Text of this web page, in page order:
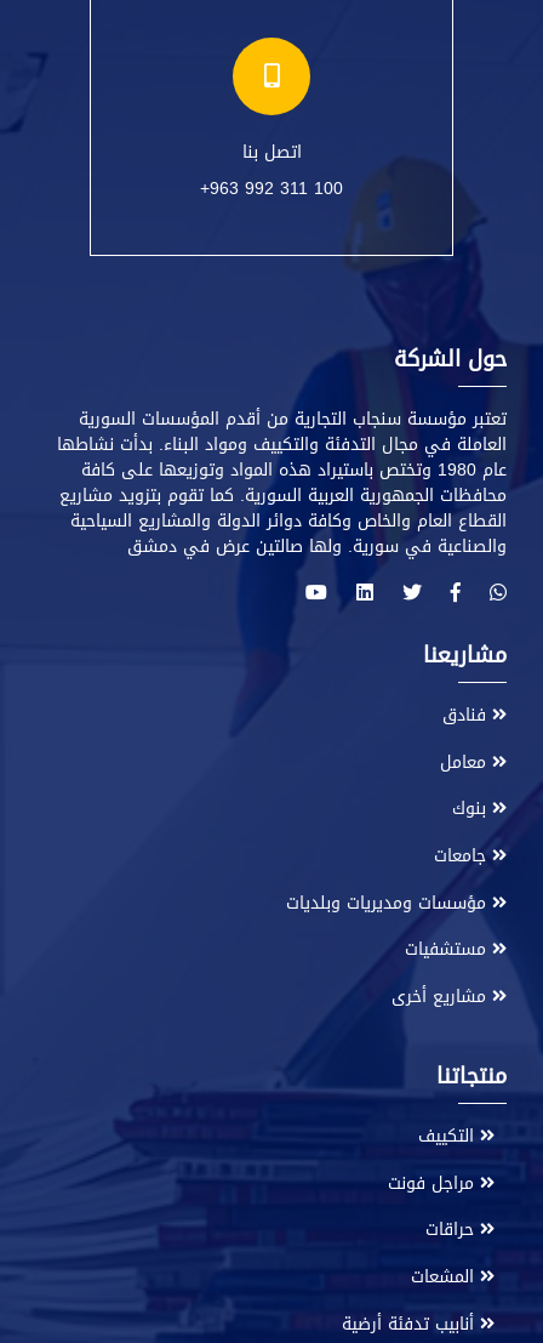
اتصل بنا
+963 992 311 100
حول الشركة
تعتبر مؤسسة سنجاب التجارية من أقدم المؤسسات السورية
العاملة في مجال التدفئة والتكييف ومواد البناء. بدأت نشاطها
عام 1980 وتختص باستيراد هذه المواد وتوزيعها على كافة
محافظات الجمهورية العربية السورية. كما تقوم بتزويد مشاريع
القطاع العام والخاص وكافة دوائر الدولة والمشاريع السياحية
والصناعية في سورية. ولها صالتين عرض في دمشق
مشاريعنا
فنادق
معامل
بنوك
جامعات
مؤسسات ومديريات وبلديات
مستشفيات
مشاريع أخرى
منتجاتنا
التكييف
مراجل فونت
حراقات
المشعات
أنابيب تدفئة أرضية